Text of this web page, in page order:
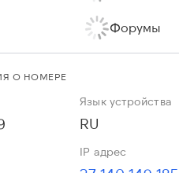
Форумы
О НОМЕРЕ
Язык устройства
RU
IP адрес